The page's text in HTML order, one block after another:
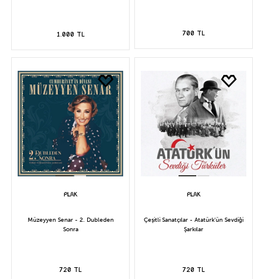
1.000 TL 700 TL
Müzeyyen Senar - 2. Dubleden
Sonra
720 TL
Çeşitli Sanatçılar - Atatürk'ün Sevdiği
Şarkılar
720 TL